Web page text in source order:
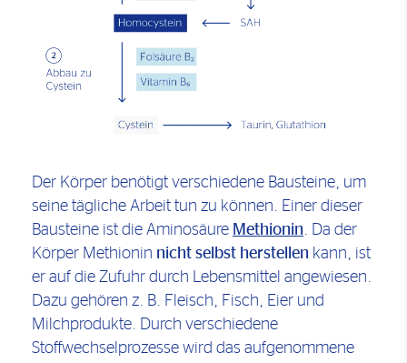
Der Körper benötigt verschiedene Bausteine, um
seine tägliche Arbeit tun zu können. Einer dieser
Bausteine ist die Aminosäure Methionin. Da der
Körper Methionin nicht selbst herstellen kann, ist
er auf die Zufuhr durch Lebensmittel angewiesen.
Dazu gehören z. B. Fleisch, Fisch, Eier und
Milchprodukte. Durch verschiedene
Stoffwechselprozesse wird das aufgenommene